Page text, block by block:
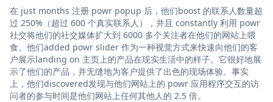
在 just months 注册 powr popup 后，他们boost 的联系人数量超
过 250%（超过 600 个真实联系人），并且 constantly 利用 powr
社交将他们的社交媒体扩大到 6000 多个关注者在他们的网站上喂
食。他们added powr slider 作为一种视觉方式来快速向他们的客
户展示landing on 主页上的产品在现实生活中的样子。它很好地展
示了他们的产品，并无缝地为客户提供了出色的现场体验。事实
上，他们discovered发现与他们网站上的 powr 应用程序交互的访
问者的参与时间是他们网站上任何其他人的 2.5 倍。